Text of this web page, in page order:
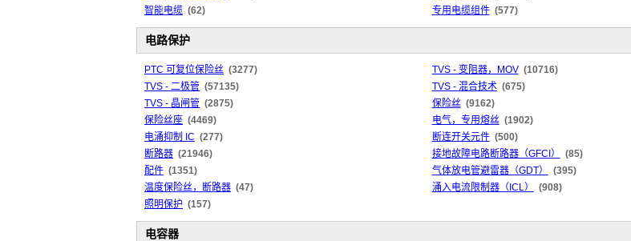
智能电缆 (62) 专用电缆组件 (577)
电路保护
PTC 可复位保险丝 (3277) TVS - 变阻器，MOV (10716)
TVS - 二极管 (57135) TVS - 混合技术 (675)
TVS - 晶闸管 (2875) 保险丝 (9162)
保险丝座 (4469) 电气，专用熔丝 (1902)
电涌抑制 IC (277) 断连开关元件 (500)
断路器 (21946) 接地故障电路断路器（GFCI）
(85)
配件 (1351) 气体放电管避雷器（GDT）
(395)
温度保险丝，断路器 (47) 涌入电流限制器（ICL）
(908)
照明保护 (157)
电容器